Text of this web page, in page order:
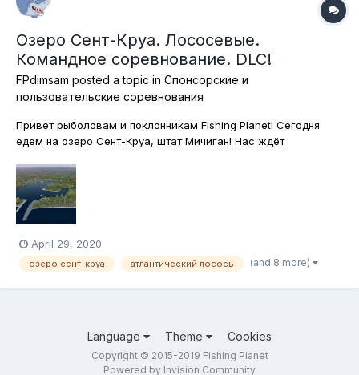
Озеро Сент-Круа. Лососевые.
Командное соревнование. DLC!
FPdimsam posted a topic in Спонсорские и
пользовательские соревнования
Привет рыболовам и поклонникам Fishing Planet! Сегодня
едем на озеро Сент-Круа, штат Мичиган! Нас ждёт
рыб, к которым в этом водоёме относятся кумжа,
атлантический лосось, тигровая форель и американский
голец. Поскольку ловим на спиннинг,...
April 29, 2020
озеро сент-круа атлантический лосось (and 8 more)
Language Theme Cookies
Copyright © 2015-2019 Fishing Planet
Powered by Invision Community